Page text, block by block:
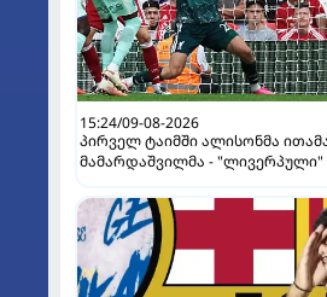
15:24/09-08-2026
პირველ ტაიმში ალისონმა
მამარდაშვილმა - "ლივერპული"